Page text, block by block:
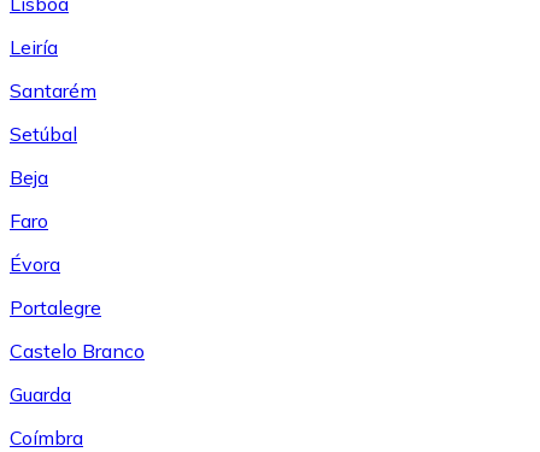
Leiría
Santarém
Setúbal
Beja
Faro
Évora
Portalegre
Castelo Branco
Guarda
Coímbra